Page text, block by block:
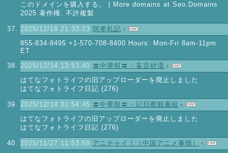
このドメインを購入する。 | More domains at Seo.Domains
2025 著作権. 不許複製
2025/12/18 21:33:23 阿孝札記
855-834-8495 +1-570-708-8400 Hours: Mon-Fri 8am-11pm
ET
2025/12/14 13:53:40 〓中華幇〓 - 妄言砂漠
はてなフォトライフの旧アップローダーを廃止しました
はてなフォトライフ日記 (276)
2025/12/14 01:54:45 〓中華幇〓 - 記日察観書縦
はてなフォトライフの旧アップローダーを廃止しました
はてなフォトライフ日記 (276)
2025/11/27 11:53:59 アニチャイ！（中国アニメ事情）